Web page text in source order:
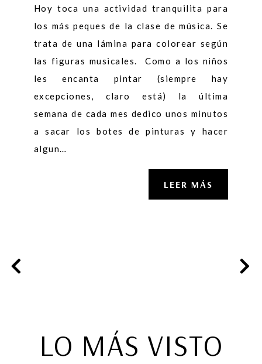
Hoy toca una actividad tranquilita para
los más peques de la clase de música. Se
trata de una lámina para colorear según
las figuras musicales. Como a los niños
les encanta pintar (siempre hay
excepciones, claro está) la última
semana de cada mes dedico unos minutos
a sacar los botes de pinturas y hacer
algun…
LEER MÁS
LO MÁS VISTO